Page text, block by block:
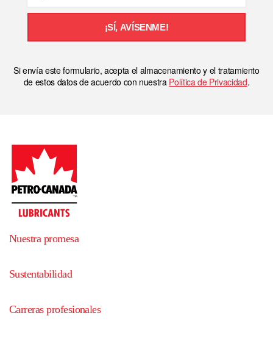
¡SÍ, AVÍSENME!
Si envía este formulario, acepta el almacenamiento y el tratamiento
de estos datos de acuerdo con nuestra Política de Privacidad.
Nuestra promesa
Sustentabilidad
Carreras profesionales